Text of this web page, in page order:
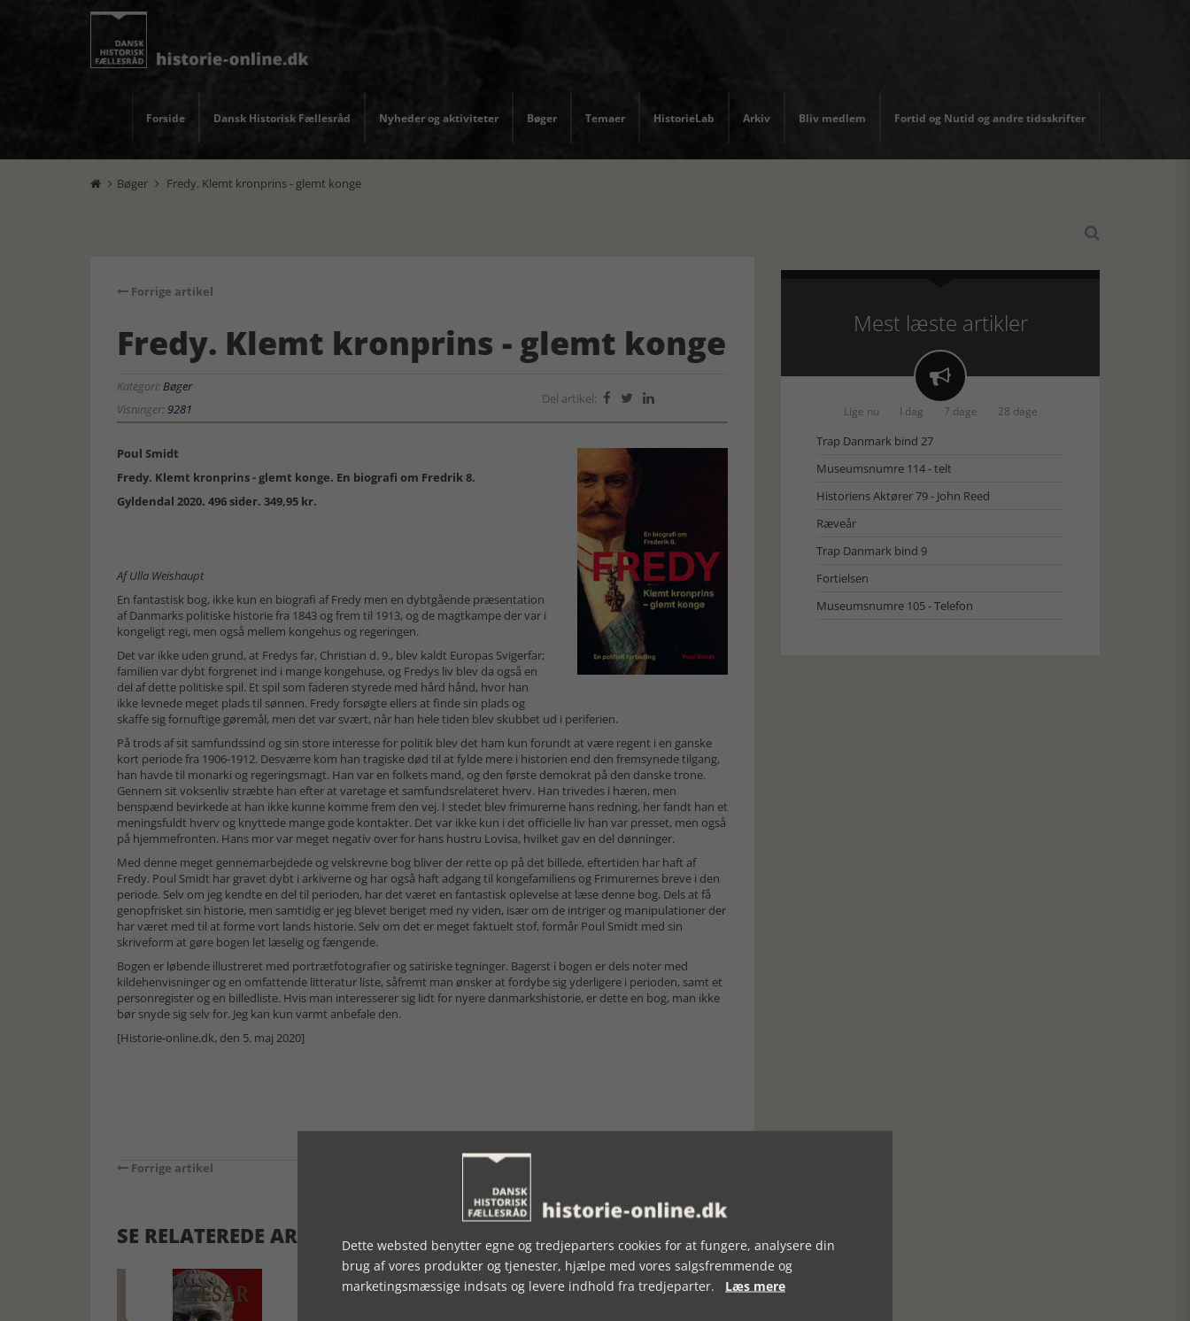
Forside Dansk Historisk Fællesråd Nyheder og aktiviteter Bøger Temaer HistorieLab Arkiv Bliv medlem Fortid og Nutid og andre tidsskrifter
 Bøger  Fredy. Klemt kronprins - glemt konge

Forrige artikel
Fredy. Klemt kronprins - glemt konge
Kategori:Bøger
Visninger:9281
Del artikel:   
Poul Smidt
Fredy. Klemt kronprins - glemt konge. En biografi om Fredrik 8.
Gyldendal 2020. 496 sider. 349,95 kr.
Af Ulla Weishaupt
En fantastisk bog, ikke kun en biografi af Fredy men en dybtgående præsentation
af Danmarks politiske historie fra 1843 og frem til 1913, og de magtkampe der var i
kongeligt regi, men også mellem kongehus og regeringen.
Det var ikke uden grund, at Fredys far, Christian d. 9., blev kaldt Europas Svigerfar;
familien var dybt forgrenet ind i mange kongehuse, og Fredys liv blev da også en
del af dette politiske spil. Et spil som faderen styrede med hård hånd, hvor han
ikke levnede meget plads til sønnen. Fredy forsøgte ellers at finde sin plads og
skaffe sig fornuftige gøremål, men det var svært, når han hele tiden blev skubbet ud i periferien.
På trods af sit samfundssind og sin store interesse for politik blev det ham kun forundt at være regent i en ganske
kort periode fra 1906-1912. Desværre kom han tragiske død til at fylde mere i historien end den fremsynede tilgang,
han havde til monarki og regeringsmagt. Han var en folkets mand, og den første demokrat på den danske trone.
Gennem sit voksenliv stræbte han efter at varetage et samfundsrelateret hverv. Han trivedes i hæren, men
benspænd bevirkede at han ikke kunne komme frem den vej. I stedet blev frimurerne hans redning, her fandt han et
meningsfuldt hverv og knyttede mange gode kontakter. Det var ikke kun i det officielle liv han var presset, men også
på hjemmefronten. Hans mor var meget negativ over for hans hustru Lovisa, hvilket gav en del dønninger.
Med denne meget gennemarbejdede og velskrevne bog bliver der rette op på det billede, eftertiden har haft af
Fredy. Poul Smidt har gravet dybt i arkiverne og har også haft adgang til kongefamiliens og Frimurernes breve i den
periode. Selv om jeg kendte en del til perioden, har det været en fantastisk oplevelse at læse denne bog. Dels at få
genopfrisket sin historie, men samtidig er jeg blevet beriget med ny viden, især om de intriger og manipulationer der
har været med til at forme vort lands historie. Selv om det er meget faktuelt stof, formår Poul Smidt med sin
skriveform at gøre bogen let læselig og fængende.
Bogen er løbende illustreret med portrætfotografier og satiriske tegninger. Bagerst i bogen er dels noter med
kildehenvisninger og en omfattende litteratur liste, såfremt man ønsker at fordybe sig yderligere i perioden, samt et
personregister og en billedliste. Hvis man interesserer sig lidt for nyere danmarkshistorie, er dette en bog, man ikke
bør snyde sig selv for. Jeg kan kun varmt anbefale den.
[Historie-online.dk, den 5. maj 2020]
Forrige artikel
SE RELATEREDE ARTIKLER
Mest læste artikler

Lige nu I dag 7 dage 28 dage
Trap Danmark bind 27
Museumsnumre 114 - telt
Historiens Aktører 79 - John Reed
Ræveår
Trap Danmark bind 9
Fortielsen
Museumsnumre 105 - Telefon
Dette websted benytter egne og tredjeparters cookies for at fungere, analysere din
brug af vores produkter og tjenester, hjælpe med vores salgsfremmende og
marketingsmæssige indsats og levere indhold fra tredjeparter. Læs mere